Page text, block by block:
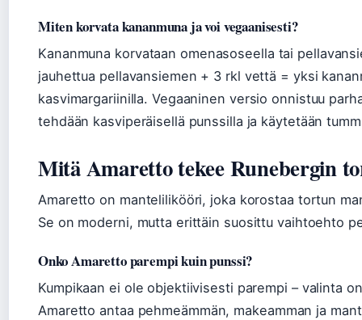
Miten korvata kananmuna ja voi vegaanisesti?
Kananmuna korvataan omenasoseella tai
jauhettua pellavansiemen + 3 rkl vettä = yksi
kasvimargariinilla. Vegaaninen versio onnistuu
tehdään kasviperäisellä punssilla ja käytetään
Mitä Amaretto tekee Runebergin
Amaretto on mantelilikööri, joka korostaa tortun
Se on moderni, mutta erittäin suosittu vaihtoehto
Onko Amaretto parempi kuin punssi?
Kumpikaan ei ole objektiivisesti parempi – valinta
Amaretto antaa pehmeämmän, makeamman ja